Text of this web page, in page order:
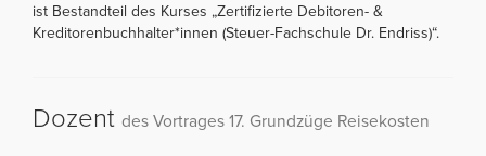
ist Bestandteil des Kurses „Zertifizierte Debitoren- &
Kreditorenbuchhalter*innen (Steuer-Fachschule Dr. Endriss)“.
Dozent des Vortrages 17. Grundzüge Reisekosten